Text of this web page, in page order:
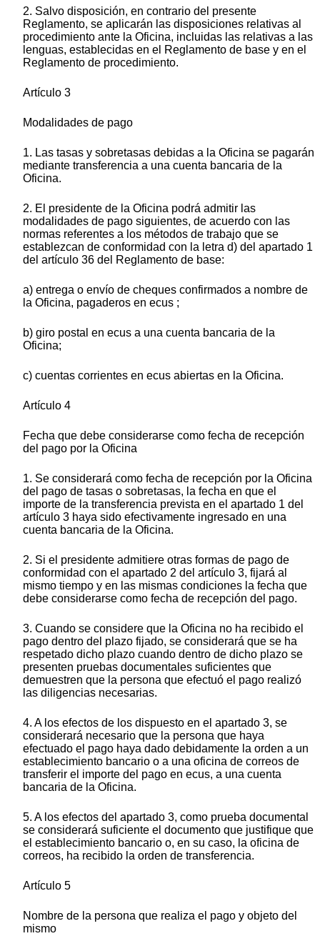
2. Salvo disposición, en contrario del presente
Reglamento, se aplicarán las disposiciones relativas al
procedimiento ante la Oficina, incluidas las relativas a las
lenguas, establecidas en el Reglamento de base y en el
Reglamento de procedimiento.
Artículo 3
Modalidades de pago
1. Las tasas y sobretasas debidas a la Oficina se pagarán
mediante transferencia a una cuenta bancaria de la
Oficina.
2. El presidente de la Oficina podrá admitir las
modalidades de pago siguientes, de acuerdo con las
normas referentes a los métodos de trabajo que se
establezcan de conformidad con la letra d) del apartado 1
del artículo 36 del Reglamento de base:
a) entrega o envío de cheques confirmados a nombre de
la Oficina, pagaderos en ecus ;
b) giro postal en ecus a una cuenta bancaria de la
Oficina;
c) cuentas corrientes en ecus abiertas en la Oficina.
Artículo 4
Fecha que debe considerarse como fecha de recepción
del pago por la Oficina
1. Se considerará como fecha de recepción por la Oficina
del pago de tasas o sobretasas, la fecha en que el
importe de la transferencia prevista en el apartado 1 del
artículo 3 haya sido efectivamente ingresado en una
cuenta bancaria de la Oficina.
2. Si el presidente admitiere otras formas de pago de
conformidad con el apartado 2 del artículo 3, fijará al
mismo tiempo y en las mismas condiciones la fecha que
debe considerarse como fecha de recepción del pago.
3. Cuando se considere que la Oficina no ha recibido el
pago dentro del plazo fijado, se considerará que se ha
respetado dicho plazo cuando dentro de dicho plazo se
presenten pruebas documentales suficientes que
demuestren que la persona que efectuó el pago realizó
las diligencias necesarias.
4. A los efectos de los dispuesto en el apartado 3, se
considerará necesario que la persona que haya
efectuado el pago haya dado debidamente la orden a un
establecimiento bancario o a una oficina de correos de
transferir el importe del pago en ecus, a una cuenta
bancaria de la Oficina.
5. A los efectos del apartado 3, como prueba documental
se considerará suficiente el documento que justifique que
el establecimiento bancario o, en su caso, la oficina de
correos, ha recibido la orden de transferencia.
Artículo 5
Nombre de la persona que realiza el pago y objeto del
mismo